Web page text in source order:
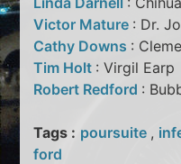
Victor Mature : Dr.
Cathy Downs :
Tim Holt : Virgil Earp
Robert Redford :
Tags : poursuite ,
ford